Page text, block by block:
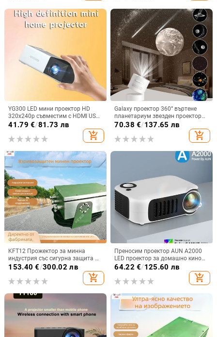
YG300 LED мини проектор HD
320x240p съвместим с HDMI USB
TF аудио домашен мултимедиен
плейър Интелигентен проектор
41.79 €/81.73 лв
add_shopping_cart
Galaxy проектор 360° въртене
планетариум звезден проектор
реалистично звездно небе нощна
светлина слънчева система луна
за детска спалня
70.38 €/137.65 лв
add_shopping_cart
KFT12 Прожектор за минна
индустрия със сигурна защита –
HD голям екран, здрав и
153.40 €/300.02 лв
add_shopping_cart
Преносим проектор AUN A2000
LED проектор за домашно кино
Мини кино Smart TV Beamer
Поддръжка на 1080P Full HD
филми
64.22 €/125.60 лв
add_shopping_cart